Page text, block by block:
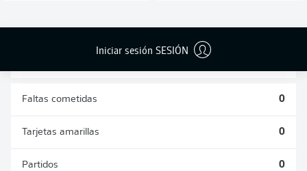
Iniciar sesión SESIÓN
DIVIDIDOS
0
AÉREOS
0
Faltas cometidas 0
Tarjetas amarillas 0
Partidos 0